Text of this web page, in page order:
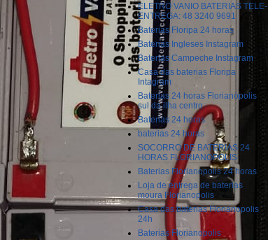
ELETRO VANIO BATERIAS TELE-
ENTREGA: 48 3240 9691
Baterias Floripa 24 horas
Baterias Ingleses Instagram
Baterias Campeche Instagram
Casa das baterias Floripa
Intagram
Baterias 24 horas Florianópolis
sul da ilha centro
Baterias 24 horas
baterias 24 horas
SOCORRO DE BATERIAS 24
HORAS FLORIANOPOLIS
Baterias Florianopolis 24 horas
Loja de entrega de baterias
moura Florianopolis
Casa das baterias Florianopolis
24h
Baterias Florianopolis